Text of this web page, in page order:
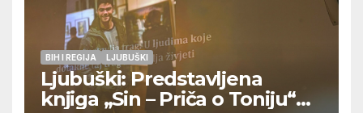
BIH I REGIJA LJUBUŠKI
Ljubuški: Predstavljena
knjiga „Sin – Priča o Toniju“